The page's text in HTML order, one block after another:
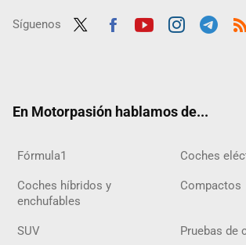
Síguenos
En Motorpasión hablamos de...
Fórmula1 Coches
Coches híbridos y
enchufables
Compactos
SUV Pruebas de